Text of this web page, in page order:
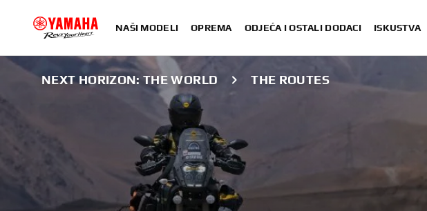
NAŠI MODELI OPREMA ODJEĆA I OSTALI DODACI ISKUSTVA
NEXT HORIZON: THE WORLD THE ROUTES